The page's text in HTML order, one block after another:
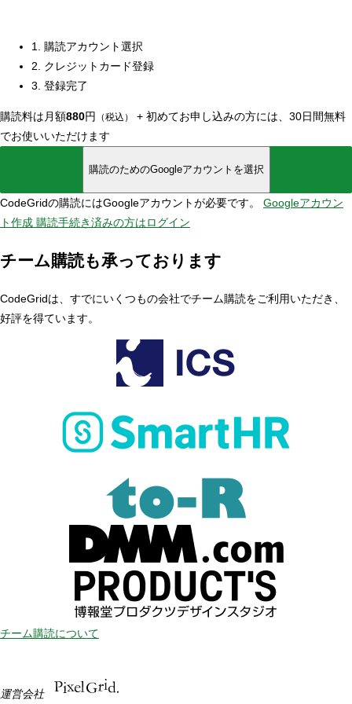
1. 購読アカウント選択
2. クレジットカード登録
3. 登録完了
購読料は月額880円 （税込） + 初めてお申し込みの方には、30日間無料
でお使いいただけます
購読のためのGoogleアカウントを選択
CodeGridの購読にはGoogleアカウントが必要です。 Googleアカウン
ト作成 購読手続き済みの方はログイン
チーム購読も承っております
CodeGridは、すでにいくつもの会社でチーム購読をご利用いただき、
好評を得ています。
チーム購読について
運営会社